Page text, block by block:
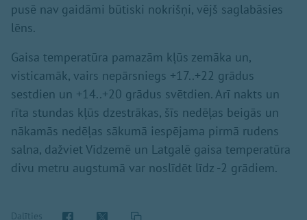
pusē nav gaidāmi būtiski nokrišņi, vējš saglabāsies
lēns.
Gaisa temperatūra pamazām kļūs zemāka un,
visticamāk, vairs nepārsniegs +17..+22 grādus
sestdien un +14..+20 grādus svētdien. Arī nakts un
rīta stundas kļūs dzestrākas, šīs nedēļas beigās un
nākamās nedēļas sākumā iespējama pirmā rudens
salna, dažviet Vidzemē un Latgalē gaisa temperatūra
divu metru augstumā var noslīdēt līdz -2 grādiem.
Dalīties